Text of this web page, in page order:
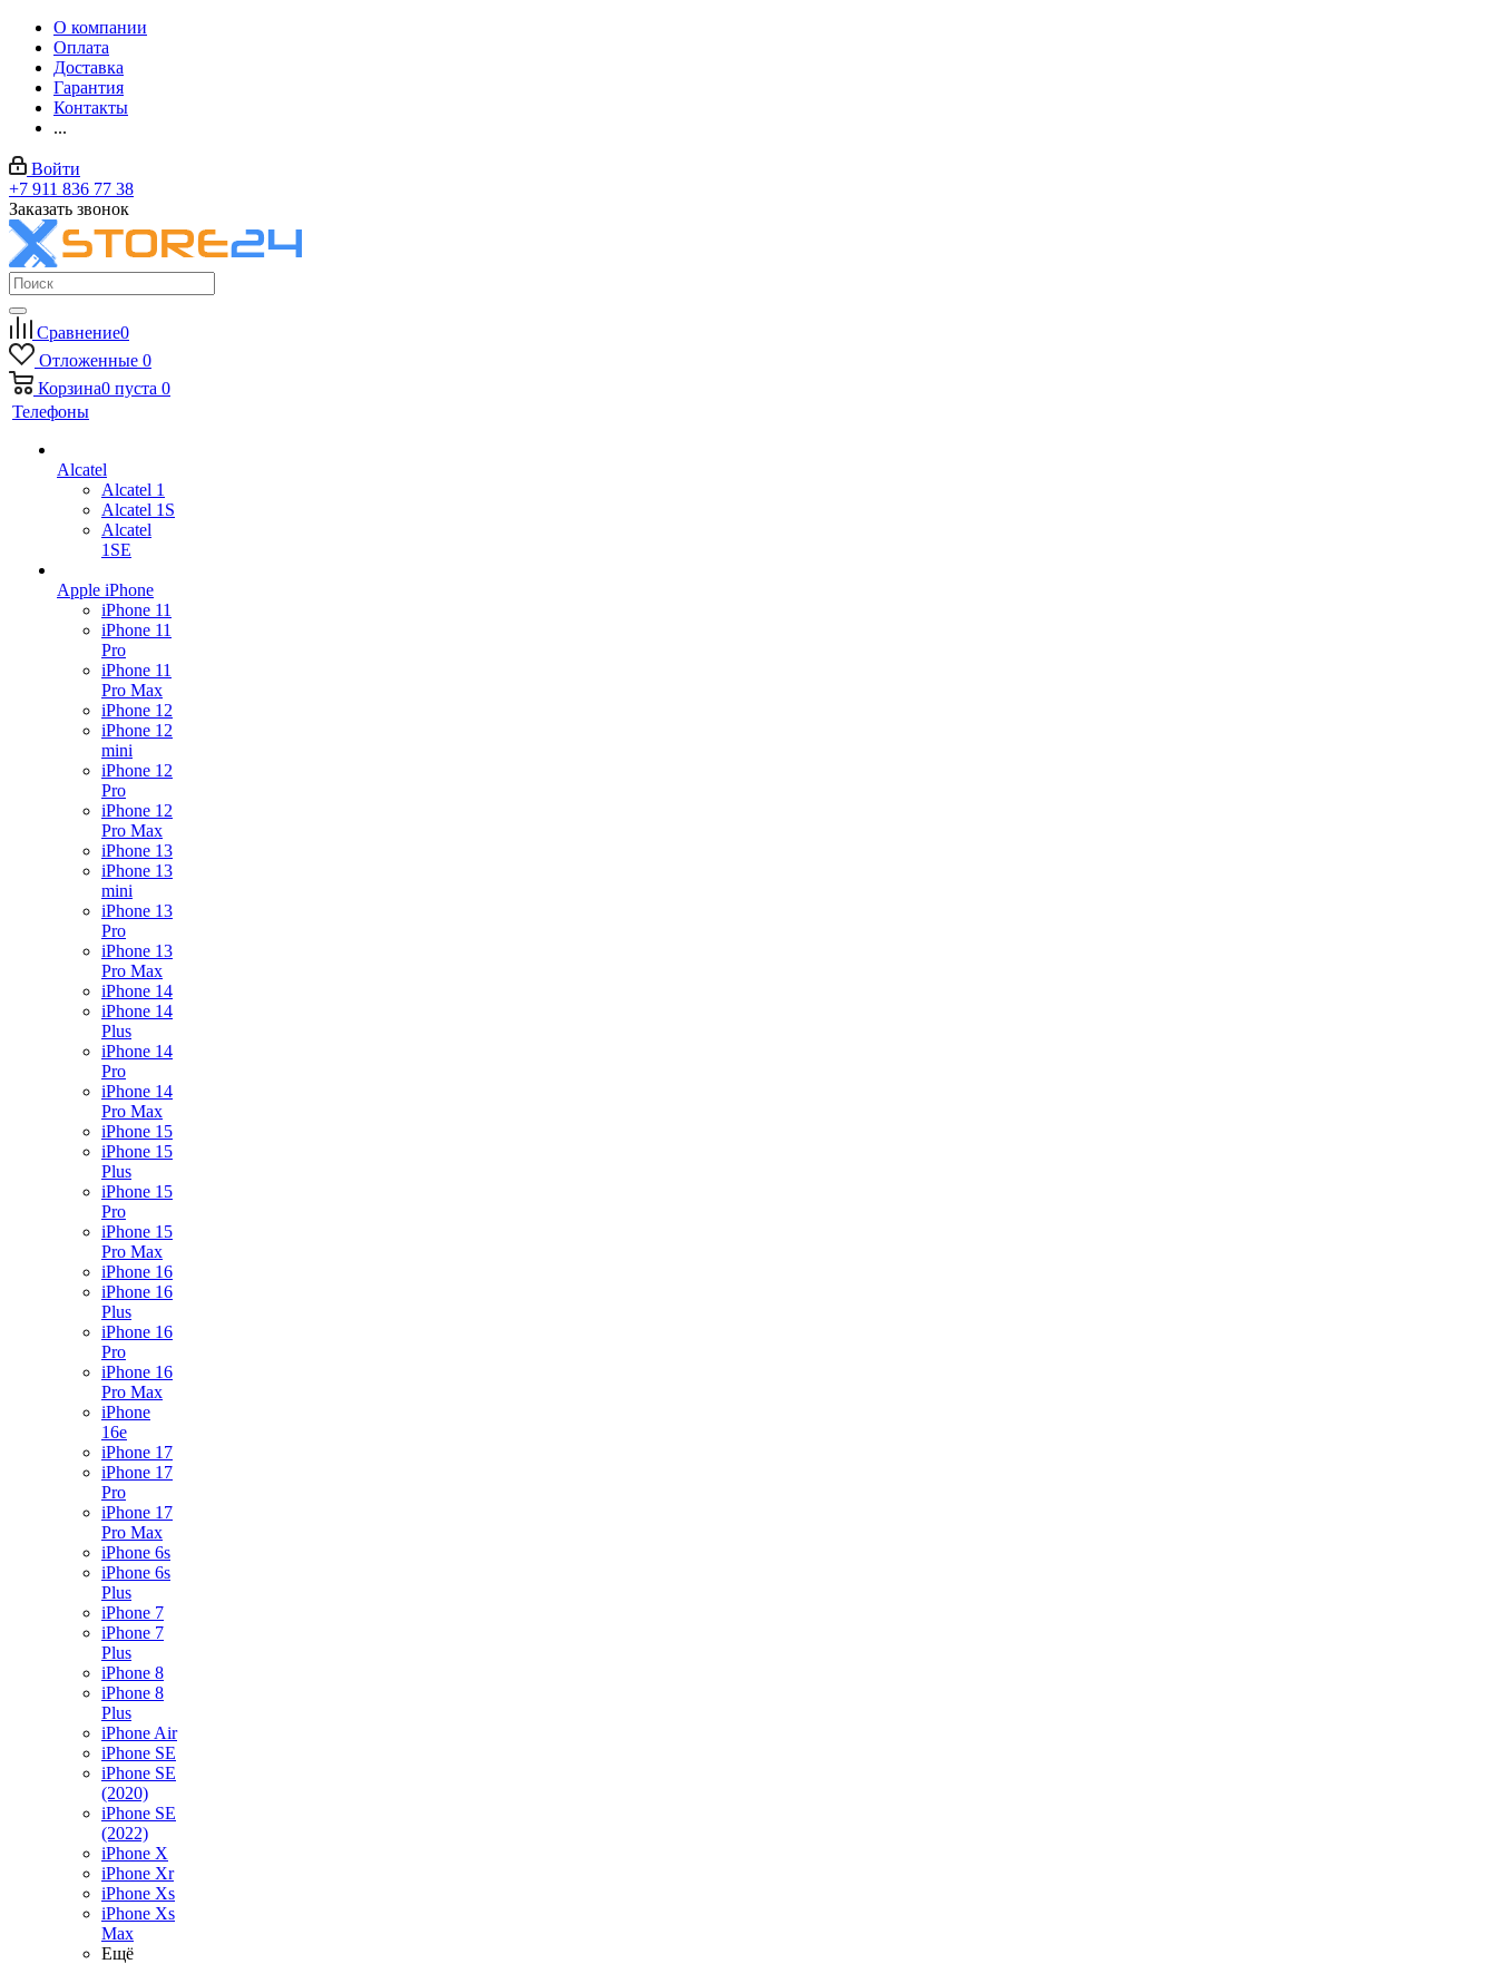
О компании
Оплата
Доставка
Гарантия
Контакты
...
Войти
+7 911 836 77 38
Заказать звонок
Сравнение0
Отложенные 0
Корзина0 пуста 0
Телефоны
Alcatel
Alcatel 1
Alcatel 1S
Alcatel
1SE
Apple iPhone
iPhone 11
iPhone 11
Pro
iPhone 11
Pro Max
iPhone 12
iPhone 12
mini
iPhone 12
Pro
iPhone 12
Pro Max
iPhone 13
iPhone 13
mini
iPhone 13
Pro
iPhone 13
Pro Max
iPhone 14
iPhone 14
Plus
iPhone 14
Pro
iPhone 14
Pro Max
iPhone 15
iPhone 15
Plus
iPhone 15
Pro
iPhone 15
Pro Max
iPhone 16
iPhone 16
Plus
iPhone 16
Pro
iPhone 16
Pro Max
iPhone
16e
iPhone 17
iPhone 17
Pro
iPhone 17
Pro Max
iPhone 6s
iPhone 6s
Plus
iPhone 7
iPhone 7
Plus
iPhone 8
iPhone 8
Plus
iPhone Air
iPhone SE
iPhone SE
(2020)
iPhone SE
(2022)
iPhone X
iPhone Xr
iPhone Xs
iPhone Xs
Max
Ещё